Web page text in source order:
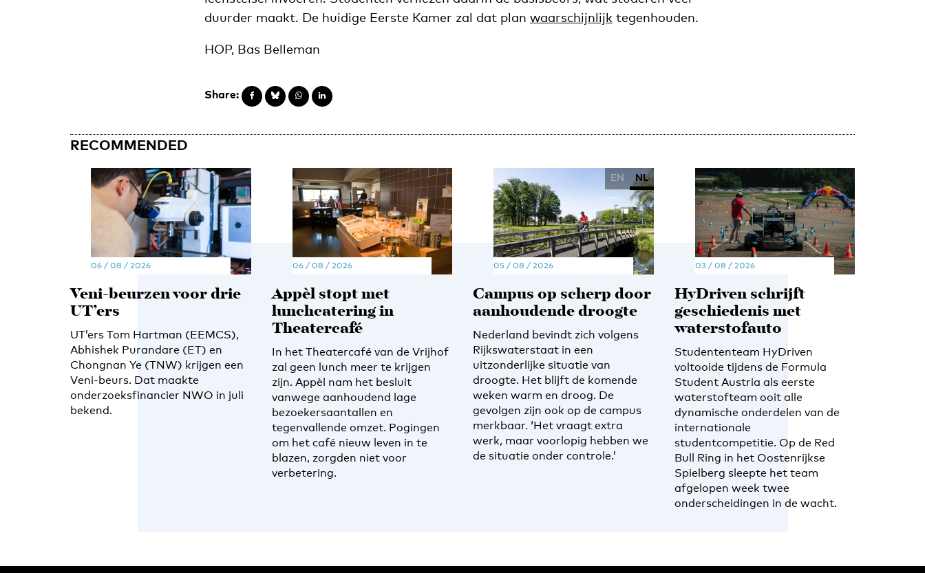
duurder maakt. De huidige Eerste Kamer zal dat plan waarschijnlijk tegenhouden.
HOP, Bas Belleman
Share:
RECOMMENDED
06 / 08 / 2026
Veni-beurzen voor drie
UT’ers
UT’ers Tom Hartman (EEMCS),
Abhishek Purandare (ET) en
Chongnan Ye (TNW) krijgen een
Veni-beurs. Dat maakte
onderzoeksfinancier NWO in juli
bekend.
06 / 08 / 2026
Appèl stopt met
lunchcatering in
Theatercafé
In het Theatercafé van de Vrijhof
zal geen lunch meer te krijgen
zijn. Appèl nam het besluit
vanwege aanhoudend lage
bezoekersaantallen en
tegenvallende omzet. Pogingen
om het café nieuw leven in te
blazen, zorgden niet voor
verbetering.
EN NL
05 / 08 / 2026
Campus op scherp door
aanhoudende droogte
Nederland bevindt zich volgens
Rijkswaterstaat in een
uitzonderlijke situatie van
droogte. Het blijft de komende
weken warm en droog. De
gevolgen zijn ook op de campus
merkbaar. ‘Het vraagt extra
werk, maar voorlopig hebben we
de situatie onder controle.’
03 / 08 / 2026
HyDriven schrijft
geschiedenis met
waterstofauto
Studententeam HyDriven
voltooide tijdens de Formula
Student Austria als eerste
waterstofteam ooit alle
dynamische onderdelen van de
internationale
studentcompetitie. Op de Red
Bull Ring in het Oostenrijkse
Spielberg sleepte het team
afgelopen week twee
onderscheidingen in de wacht.